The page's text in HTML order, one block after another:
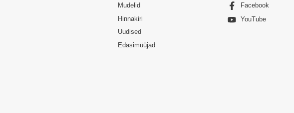
Mudelid
Hinnakiri
Uudised
Edasimüüjad
Facebook
YouTube